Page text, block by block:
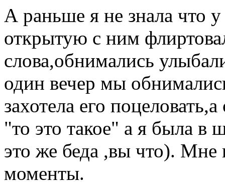
А раньше я не знала что
открытую с ним
слова,обнимались
один вечер мы
захотела его
"то это такое" а я была в
это же беда ,вы что).
моменты.